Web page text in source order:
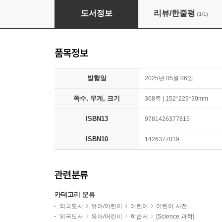
National Geographic Kids Almanac 2026
도서정보 리뷰/한줄평 (1/1)
품목정보
발행일 2025년 05월 06일
쪽수, 무게, 크기 368쪽 | 152*229*30mm
ISBN13 9781426377815
ISBN10 1426377819
관련분류
카테고리 분류
외국도서 유아/어린이 어린이
어린이 사전
외국도서
유아/어린이 학습서
[Science 과학]